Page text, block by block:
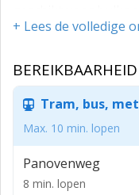
beschikt verder over
Het pand is
deels voorzien van
dock activiteiten,
en buitenopslag
Een
+ Lees de volledige
BEREIKBAARHEID
Tram, bus,
Max. 10 min. lopen
Panovenweg
8 min. lopen